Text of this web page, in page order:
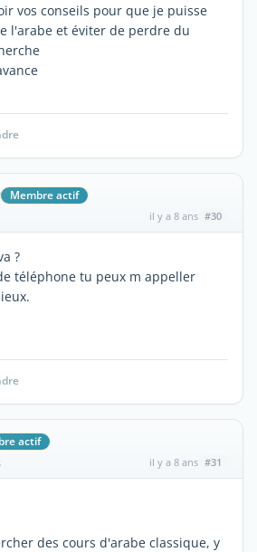
vos conseils pour que je puisse
l'arabe et éviter de perdre du
Membre actif
il y a 8 ans #30
?
téléphone tu peux m appeller
actif
il y a 8 ans #31
des cours d'arabe classique, y